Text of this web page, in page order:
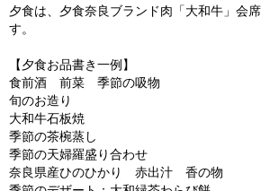
夕食は、夕食奈良ブランド肉「大和牛」会
す。
【夕食お品書き一例】
食前酒 前菜 季節の吸物
旬のお造り
大和牛石板焼
季節の茶椀蒸し
季節の天婦羅盛り合わせ
奈良県産ひのひかり 赤出汁 香の物